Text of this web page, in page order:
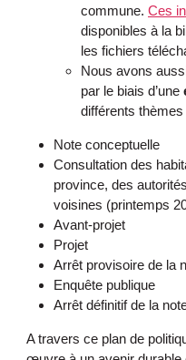
commune. Ces
disponibles à la
les fichiers
Nous avons
par le biais d’une
différents thèmes
Note conceptuelle
Consultation des
province, des
voisines (printemps
Avant-projet
Projet
Arrêt provisoire de la
Enquête publique
Arrêt définitif de la
A travers ce plan de